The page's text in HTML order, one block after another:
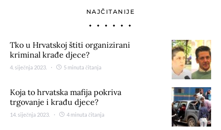
NAJČITANIJE
Tko u Hrvatskoj štiti organizirani
kriminal krađe djece?
4. siječnja 2023. 5 minuta čitanja
Koja to hrvatska mafija pokriva
trgovanje i krađu djece?
14. siječnja 2023. 4 minuta čitanja